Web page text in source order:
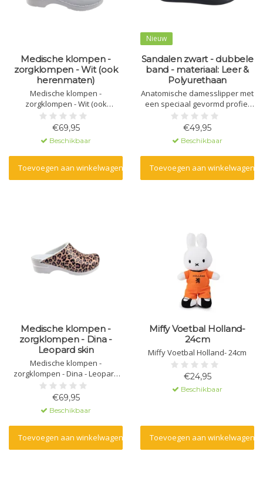
Medische klompen -
zorgklompen - Wit (ook
herenmaten)
Medische klompen -
zorgklompen - Wit (ook
herenmaten)
€69,95
Beschikbaar
Toevoegen aan winkelwagen
Nieuw
Sandalen zwart - dubbele
band - materiaal: Leer &
Polyurethaan
Anatomische damesslipper met
een speciaal gevormd profiel
en massagegel. Gemaakt van
natuurlijk materiaal - leer - en
een polyurethaan zool.
€49,95
Beschikbaar
Toevoegen aan winkelwagen
Medische klompen -
zorgklompen - Dina -
Leopard skin
Medische klompen -
zorgklompen - Dina - Leopard
skin
€69,95
Beschikbaar
Toevoegen aan winkelwagen
Miffy Voetbal Holland-
24cm
Miffy Voetbal Holland- 24cm
€24,95
Beschikbaar
Toevoegen aan winkelwagen